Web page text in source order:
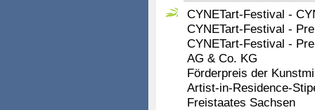
CYNETart-Festival -
CYNETart-Festival -
CYNETart-Festival -
AG & Co. KG
Förderpreis der
Artist-in-Residence-
Freistaates Sachsen